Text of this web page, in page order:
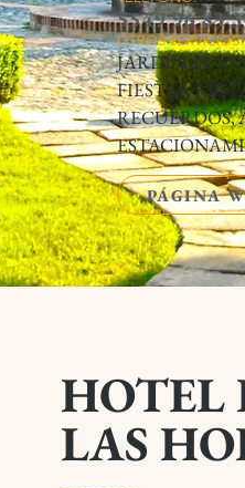
5549 96 83
OTROS SERVICIOS:
JARDÍN DE
FIESTAS,
RECUERDOS,
PÁGINA
HOTEL
LAS